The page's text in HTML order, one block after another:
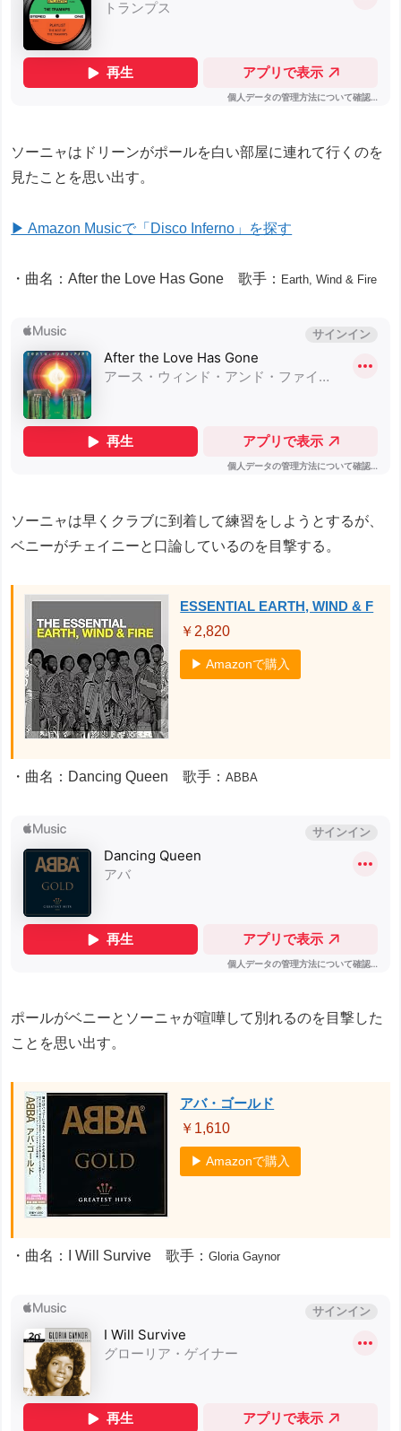
ソーニャはドリーンがポールを白い部屋に連れて行くのを
見たことを思い出す。
▶ Amazon Musicで「Disco Inferno」を探す
・曲名：After the Love Has Gone 歌手： Earth, Wind & Fire
ソーニャは早くクラブに到着して練習をしようとするが、
ベニーがチェイニーと口論しているのを目撃する。
ESSENTIAL EARTH, WIND & F
￥2,820
▶ Amazonで購入
・曲名：Dancing Queen 歌手：ABBA
ポールがベニーとソーニャが喧嘩して別れるのを目撃した
ことを思い出す。
アバ・ゴールド
￥1,610
▶ Amazonで購入
・曲名：I Will Survive 歌手：Gloria Gaynor